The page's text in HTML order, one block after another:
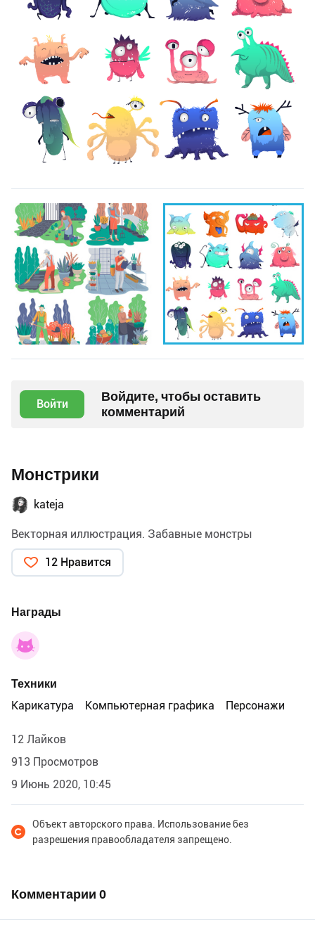
Войти
Войдите, чтобы оставить
комментарий
Монстрики
kateja
Векторная иллюстрация. Забавные монстры
12 Нравится
Награды
Техники
Карикатура
Компьютерная графика Персонажи
12 Лайков
913 Просмотров
9 Июнь 2020, 10:45
Объект авторского права. Использование без
разрешения правообладателя запрещено.
Комментарии 0